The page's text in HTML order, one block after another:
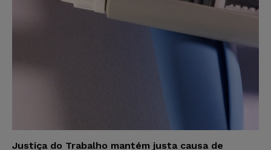
Justiça do Trabalho mantém justa causa de